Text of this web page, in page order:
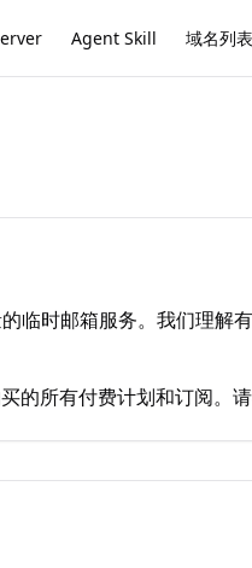
Agent Skill 域名列表
临时邮箱服务。我们理解
的所有付费计划和订阅。